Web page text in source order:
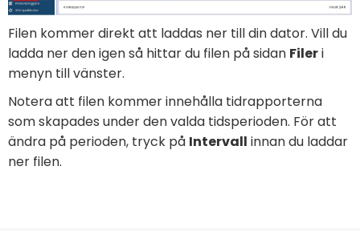
Filen kommer direkt att laddas ner till din dator. Vill du
ladda ner den igen så hittar du filen på sidan Fileri
menyn till vänster.
Notera att filen kommer innehålla tidrapporterna
som skapades under den valda tidsperioden. För att
ändra på perioden, tryck på Intervall innan du laddar
ner filen.